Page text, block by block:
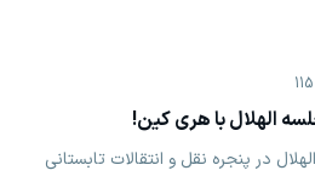
115
الهلال با هری کین!
در پنجره نقل و انتقالات تابستانی